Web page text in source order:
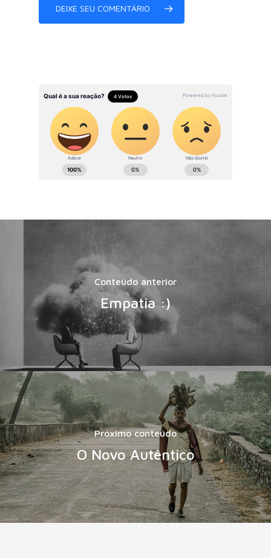
DEIXE SEU COMENTÁRIO
Conteúdo anterior
Empatia :)
Próximo conteúdo
O Novo Autêntico